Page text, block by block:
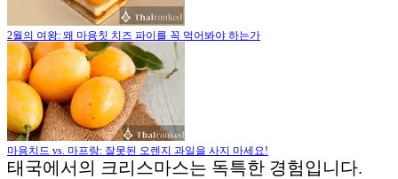
2월의 여왕: 왜 마용칫 치즈 파이를 꼭 먹어봐야 하는가
마용치드 vs. 마프랑: 잘못된 오렌지 과일을 사지 마세요!
태국에서의 크리스마스는 독특한 경험입니다.